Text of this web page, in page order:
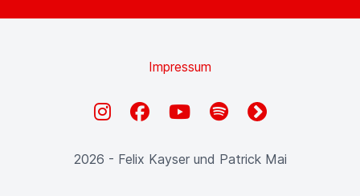
Impressum
InstagramFacebookYouTubeSpotifyfyyd
2026 - Felix Kayser und Patrick Mai